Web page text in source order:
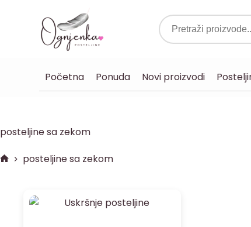
Početna Ponuda Novi proizvodi
posteljine sa zekom
posteljine sa zekom